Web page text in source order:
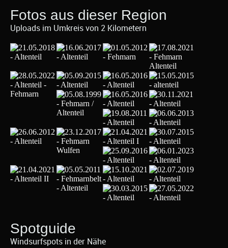
Fotos aus dieser Region
Uploads im Umkreis von 2 Kilometern
Spotguide
Windsurfspots in der Nähe